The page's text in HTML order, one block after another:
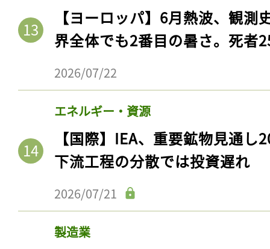
【ヨーロッパ】6月熱波、観
界全体でも2番目の暑さ。死者
2026/07/22
エネルギー・資源
【国際】IEA、重要鉱物見通
下流工程の分散では投資遅れ
2026/07/21
製造業